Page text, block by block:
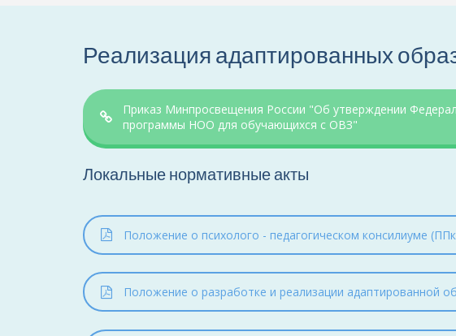
Реализация адаптированных
Приказ Минпросвещения России "Об утверждении
программы НОО для обучающихся с ОВЗ"
Локальные нормативные акты
Положение о психолого - педагогическом консилиуме
Положение о разработке и реализации адаптированной